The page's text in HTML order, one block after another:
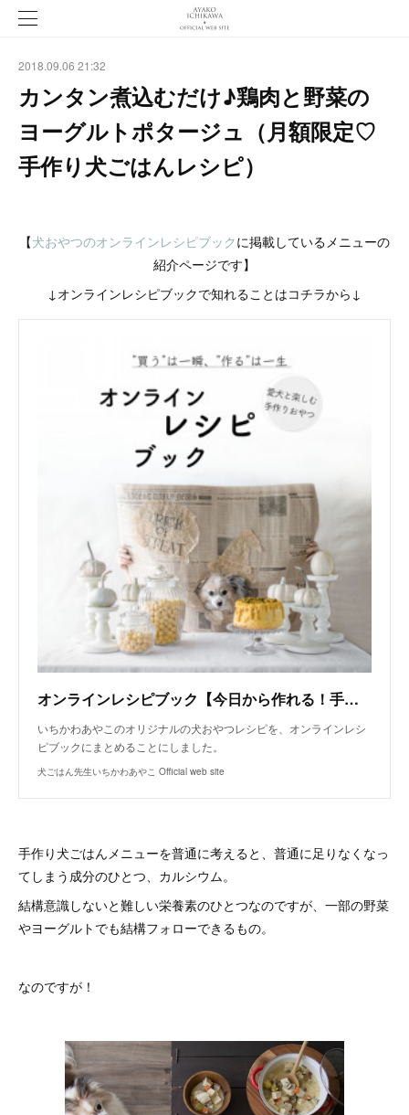
2018.09.06 21:32
カンタン煮込むだけ♪鶏肉と野菜の
ヨーグルトポタージュ（月額限定♡
手作り犬ごはんレシピ）
【犬おやつのオンラインレシピブックに掲載しているメニューの
紹介ページです】
↓オンラインレシピブックで知れることはコチラから↓
オンラインレシピブック【今日から作れる！手作り犬おやつレシピ】
いちかわあやこのオリジナルの犬おやつレシピを、オンラインレシ
ピブックにまとめることにしました。
犬ごはん先生いちかわあやこ Official web site
手作り犬ごはんメニューを普通に考えると、普通に足りなくなっ
てしまう成分のひとつ、カルシウム。
結構意識しないと難しい栄養素のひとつなのですが、一部の野菜
やヨーグルトでも結構フォローできるもの。
なのですが！